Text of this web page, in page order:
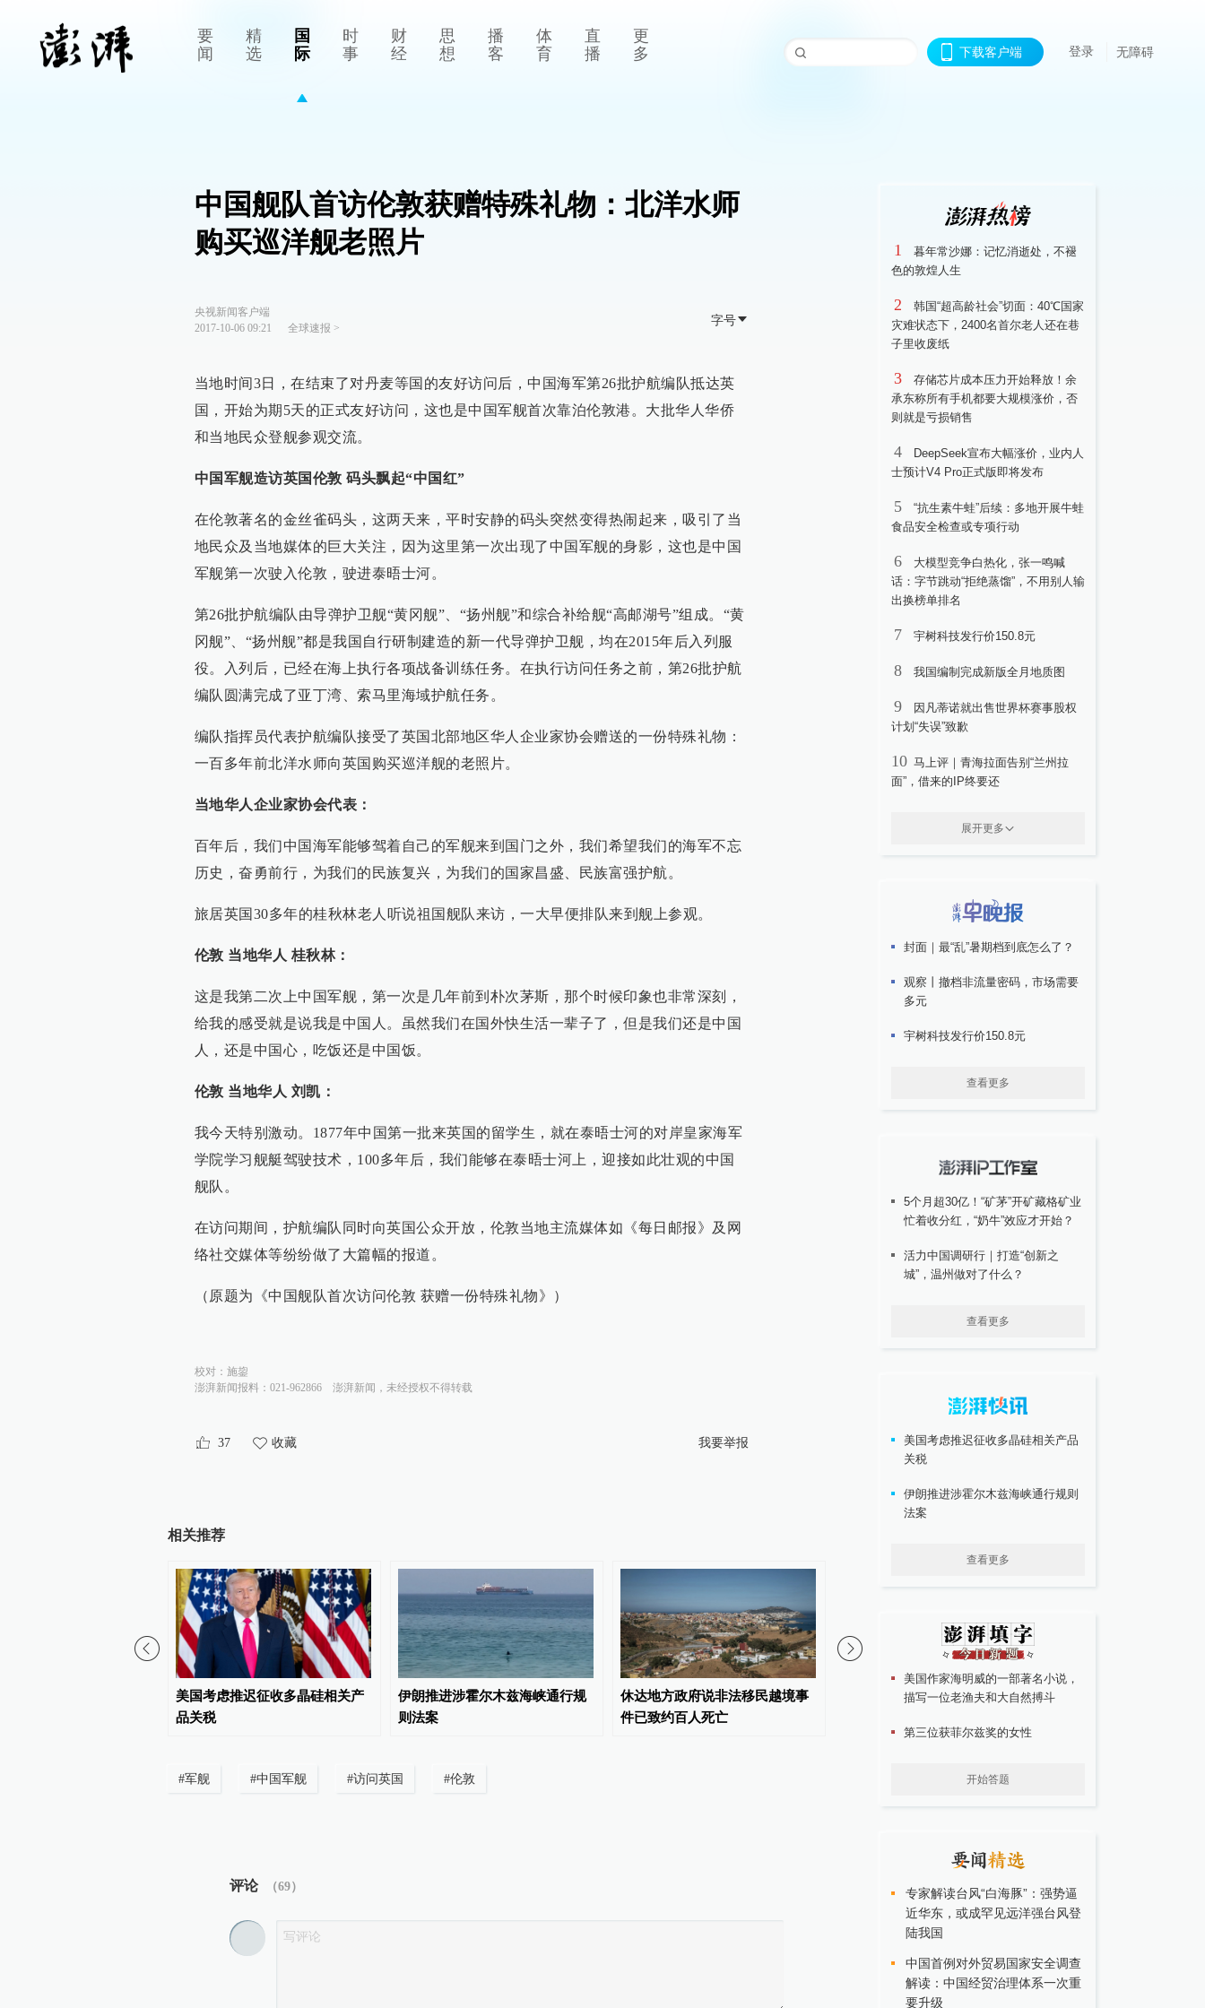
要
闻
精
选
国
际
时
事
财
经
思
想
播
客
体
育
直
播
更
多
下载客户端 登录 无障碍
中国舰队首访伦敦获赠特殊礼物：北洋水师
购买巡洋舰老照片
央视新闻客户端
2017-10-06 09:21
全球速报 >
字号
当地时间3日，在结束了对丹麦等国的友好访问后，中国海军第26批护航编队抵达英
国，开始为期5天的正式友好访问，这也是中国军舰首次靠泊伦敦港。大批华人华侨
和当地民众登舰参观交流。
中国军舰造访英国伦敦 码头飘起“中国红”
在伦敦著名的金丝雀码头，这两天来，平时安静的码头突然变得热闹起来，吸引了当
地民众及当地媒体的巨大关注，因为这里第一次出现了中国军舰的身影，这也是中国
军舰第一次驶入伦敦，驶进泰晤士河。
第26批护航编队由导弹护卫舰“黄冈舰”、“扬州舰”和综合补给舰“高邮湖号”组成。“黄
冈舰”、“扬州舰”都是我国自行研制建造的新一代导弹护卫舰，均在2015年后入列服
役。入列后，已经在海上执行各项战备训练任务。在执行访问任务之前，第26批护航
编队圆满完成了亚丁湾、索马里海域护航任务。
编队指挥员代表护航编队接受了英国北部地区华人企业家协会赠送的一份特殊礼物：
一百多年前北洋水师向英国购买巡洋舰的老照片。
当地华人企业家协会代表：
百年后，我们中国海军能够驾着自己的军舰来到国门之外，我们希望我们的海军不忘
历史，奋勇前行，为我们的民族复兴，为我们的国家昌盛、民族富强护航。
旅居英国30多年的桂秋林老人听说祖国舰队来访，一大早便排队来到舰上参观。
伦敦 当地华人 桂秋林：
这是我第二次上中国军舰，第一次是几年前到朴次茅斯，那个时候印象也非常深刻，
给我的感受就是说我是中国人。虽然我们在国外快生活一辈子了，但是我们还是中国
人，还是中国心，吃饭还是中国饭。
伦敦 当地华人 刘凯：
我今天特别激动。1877年中国第一批来英国的留学生，就在泰晤士河的对岸皇家海军
学院学习舰艇驾驶技术，100多年后，我们能够在泰晤士河上，迎接如此壮观的中国
舰队。
在访问期间，护航编队同时向英国公众开放，伦敦当地主流媒体如《每日邮报》及网
络社交媒体等纷纷做了大篇幅的报道。
（原题为《中国舰队首次访问伦敦 获赠一份特殊礼物》）
校对： 施鋆
澎湃新闻报料：021-962866
澎湃新闻，未经授权不得转载
37 收藏 我要举报
相关推荐
美国考虑推迟征收多晶硅相关产
品关税
伊朗推进涉霍尔木兹海峡通行规
则法案
休达地方政府说非法移民越境事
件已致约百人死亡
美国宣布对古巴实施新一轮制裁
#军舰 #中国军舰 #访问英国 #伦敦
评论 （69）
1
暮年常沙娜：记忆消逝处，不褪
色的敦煌人生
2
韩国“超高龄社会”切面：40℃国家
灾难状态下，2400名首尔老人还在巷
子里收废纸
3
存储芯片成本压力开始释放！余
承东称所有手机都要大规模涨价，否
则就是亏损销售
4
DeepSeek宣布大幅涨价，业内人
士预计V4 Pro正式版即将发布
5
“抗生素牛蛙”后续：多地开展牛蛙
食品安全检查或专项行动
6
大模型竞争白热化，张一鸣喊
话：字节跳动“拒绝蒸馏”，不用别人输
出换榜单排名
7 宇树科技发行价150.8元
8 我国编制完成新版全月地质图
9
因凡蒂诺就出售世界杯赛事股权
计划“失误”致歉
10 马上评｜青海拉面告别“兰州拉
面”，借来的IP终要还
展开更多
封面｜最“乱”暑期档到底怎么了？
观察丨撤档非流量密码，市场需要
多元
宇树科技发行价150.8元
查看更多
5个月超30亿！“矿茅”开矿藏格矿业
忙着收分红，“奶牛”效应才开始？
活力中国调研行｜打造“创新之
城”，温州做对了什么？
查看更多
美国考虑推迟征收多晶硅相关产品
关税
伊朗推进涉霍尔木兹海峡通行规则
法案
查看更多
美国作家海明威的一部著名小说，
描写一位老渔夫和大自然搏斗
第三位获菲尔兹奖的女性
开始答题
专家解读台风“白海豚”：强势逼
近华东，或成罕见远洋强台风登
陆我国
中国首例对外贸易国家安全调查
解读：中国经贸治理体系一次重
要升级